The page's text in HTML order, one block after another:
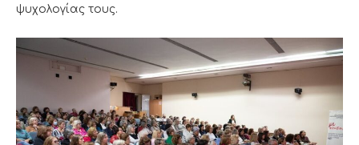
ψυχολογίας τους.